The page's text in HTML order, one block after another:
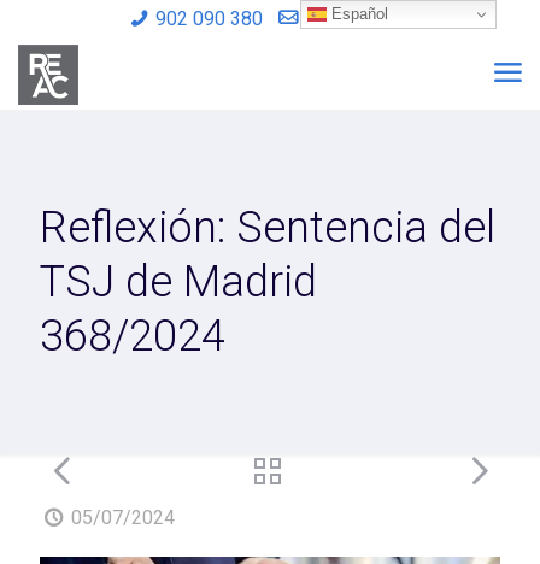
902 090 380 info@reac.es
Reflexión: Sentencia del
TSJ de Madrid
368/2024
05/07/2024
Español